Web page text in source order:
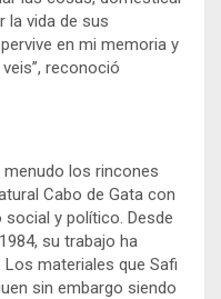
la vida de sus
en mi memoria y
reconoció
menudo los rincones
Cabo de Gata con
y político. Desde
su trabajo ha
materiales que Safi
sin embargo siendo